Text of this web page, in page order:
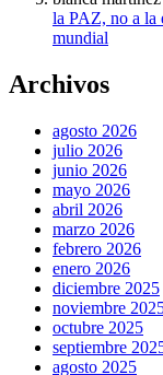
la PAZ, no a la
mundial
Archivos
agosto 2026
julio 2026
junio 2026
mayo 2026
abril 2026
marzo 2026
febrero 2026
enero 2026
diciembre 2025
noviembre
octubre 2025
septiembre
agosto 2025